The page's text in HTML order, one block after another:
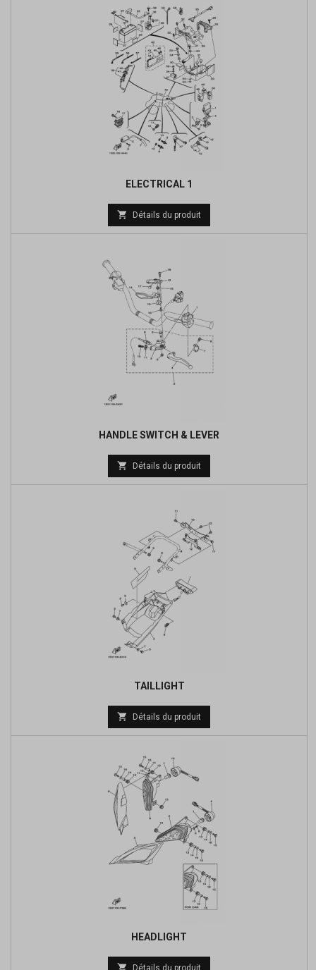
ELECTRICAL 1
Prix
de
 Détails du produit
HANDLE SWITCH & LEVER
Prix
de
 Détails du produit
TAILLIGHT
Prix
de
 Détails du produit
HEADLIGHT
Prix
 Détails du produit